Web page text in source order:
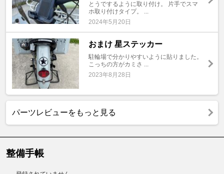
とうでするように取り付け。 片手でスマ
ホ取り付けタイプ。 ...
2024年5月20日
おまけ 星ステッカー
駐輪場で分かりやすいように貼りました。
こっちの方がカミさ ...
2023年8月28日
パーツレビューをもっと見る
整備手帳